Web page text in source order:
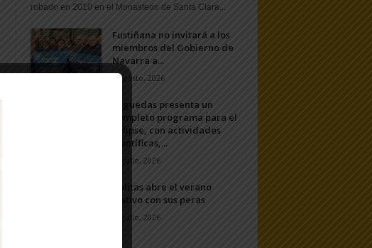
robado en 2010 en el Monasterio de Santa Clara...
Fustiñana no invitará a los
miembros del Gobierno de
Navarra a...
1 agosto, 2026
Arguedas presenta un
completo programa para el
eclipse, con actividades
científicas,...
20 julio, 2026
Ablitas abre el verano
festivo con sus peras
11 julio, 2026